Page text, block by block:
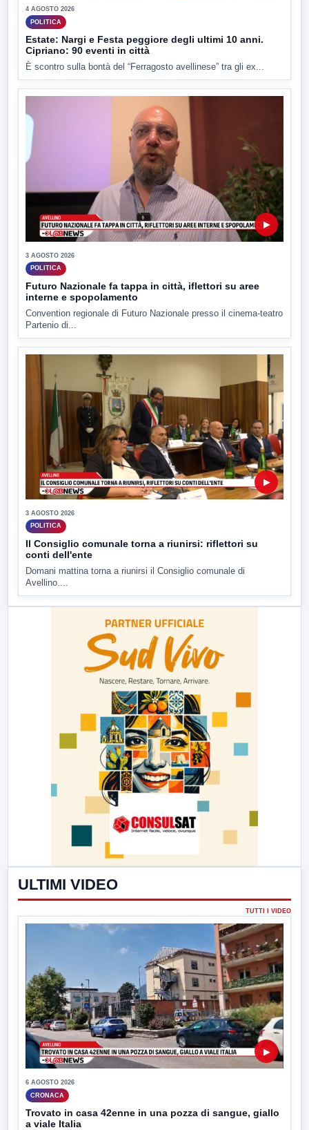
4 AGOSTO 2026
POLITICA
Estate: Nargi e Festa peggiore degli ultimi 10 anni.
Cipriano: 90 eventi in città
È scontro sulla bontà del “Ferragosto avellinese” tra gli ex...
▶
3 AGOSTO 2026
POLITICA
Futuro Nazionale fa tappa in città, iflettori su aree
interne e spopolamento
Convention regionale di Futuro Nazionale presso il cinema-teatro
Partenio di...
▶
3 AGOSTO 2026
POLITICA
Il Consiglio comunale torna a riunirsi: riflettori su
conti dell'ente
Domani mattina torna a riunirsi il Consiglio comunale di
Avellino....
ULTIMI VIDEO
TUTTI I VIDEO
▶
6 AGOSTO 2026
CRONACA
Trovato in casa 42enne in una pozza di sangue, giallo
a viale Italia